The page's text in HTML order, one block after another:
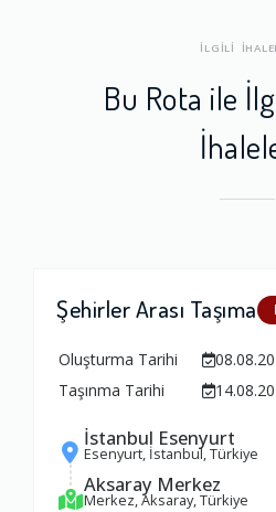
İLGİLİ
Bu Rota ile
Şehirler Arası Taşıma
Oluşturma Tarihi
Taşınma Tarihi
İstanbul Esenyurt
Esenyurt, İstanbul, Türkiye
Aksaray Merkez
Merkez, Aksaray, Türkiye